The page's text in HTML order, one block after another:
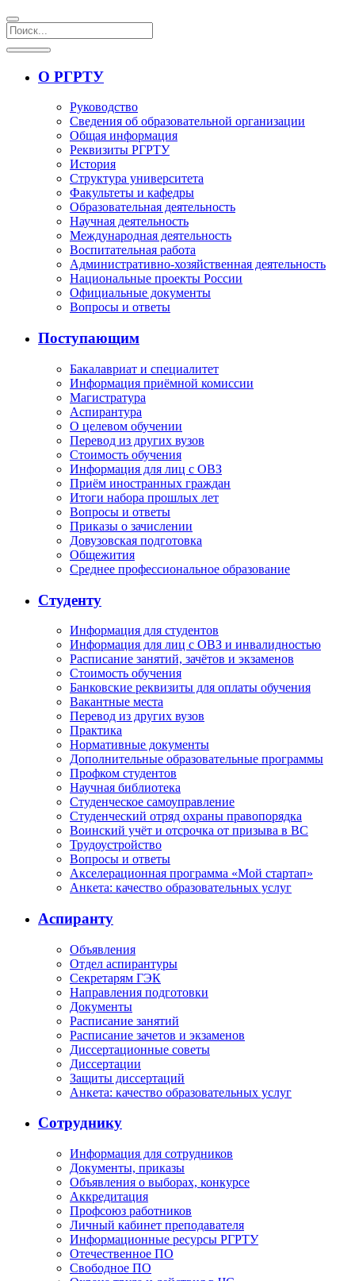
О РГРТУ
Руководство
Сведения об образовательной организации
Общая информация
Реквизиты РГРТУ
История
Структура университета
Факультеты и кафедры
Образовательная деятельность
Научная деятельность
Международная деятельность
Воспитательная работа
Административно-хозяйственная деятельность
Национальные проекты России
Официальные документы
Вопросы и ответы
Поступающим
Бакалавриат и специалитет
Информация приёмной комиссии
Магистратура
Аспирантура
О целевом обучении
Перевод из других вузов
Стоимость обучения
Информация для лиц с ОВЗ
Приём иностранных граждан
Итоги набора прошлых лет
Вопросы и ответы
Приказы о зачислении
Довузовская подготовка
Общежития
Среднее профессиональное образование
Студенту
Информация для студентов
Информация для лиц с ОВЗ и инвалидностью
Расписание занятий, зачётов и экзаменов
Стоимость обучения
Банковские реквизиты для оплаты обучения
Вакантные места
Перевод из других вузов
Практика
Нормативные документы
Дополнительные образовательные программы
Профком студентов
Научная библиотека
Студенческое самоуправление
Студенческий отряд охраны правопорядка
Воинский учёт и отсрочка от призыва в ВС
Трудоустройство
Вопросы и ответы
Акселерационная программа «Мой стартап»
Анкета: качество образовательных услуг
Аспиранту
Объявления
Отдел аспирантуры
Секретарям ГЭК
Направления подготовки
Документы
Расписание занятий
Расписание зачетов и экзаменов
Диссертационные советы
Диссертации
Защиты диссертаций
Анкета: качество образовательных услуг
Сотруднику
Информация для сотрудников
Документы, приказы
Объявления о выборах, конкурсе
Аккредитация
Профсоюз работников
Личный кабинет преподавателя
Информационные ресурсы РГРТУ
Отечественное ПО
Свободное ПО